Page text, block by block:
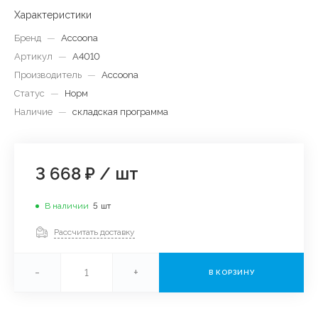
Характеристики
Бренд — Accoona
Артикул
— A4010
Производитель — Accoona
Статус
—
Норм
Наличие — складская программа
3 668 ₽ / шт
В наличии 5 шт
Рассчитать доставку
- + В КОРЗИНУ